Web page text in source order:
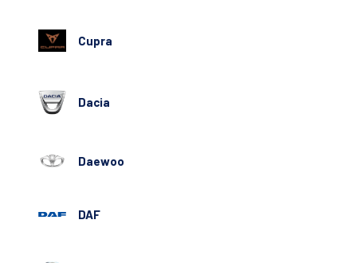
Cupra
Dacia
Daewoo
DAF